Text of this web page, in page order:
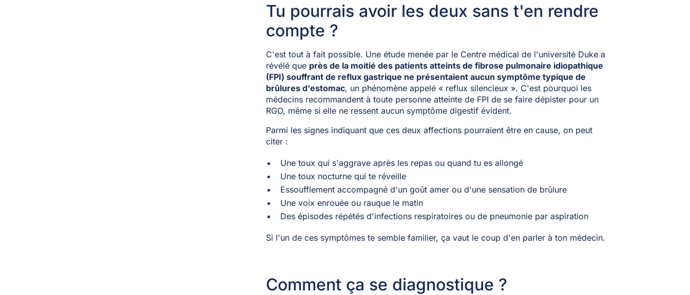
Tu pourrais avoir les deux sans t'en rendre
compte ?
C'est tout à fait possible. Une étude menée par le Centre médical de l'université Duke a
révélé que près de la moitié des patients atteints de fibrose pulmonaire idiopathique
(FPI) souffrant de reflux gastrique ne présentaient aucun symptôme typique de
brûlures d'estomac, un phénomène appelé « reflux silencieux ». C'est pourquoi les
médecins recommandent à toute personne atteinte de FPI de se faire dépister pour un
RGO, même si elle ne ressent aucun symptôme digestif évident.
Parmi les signes indiquant que ces deux affections pourraient être en cause, on peut
citer :
Une toux qui s'aggrave après les repas ou quand tu es allongé
Une toux nocturne qui te réveille
Essoufflement accompagné d'un goût amer ou d'une sensation de brûlure
Une voix enrouée ou rauque le matin
Des épisodes répétés d'infections respiratoires ou de pneumonie par aspiration
Si l'un de ces symptômes te semble familier, ça vaut le coup d'en parler à ton médecin.
Comment ça se diagnostique ?